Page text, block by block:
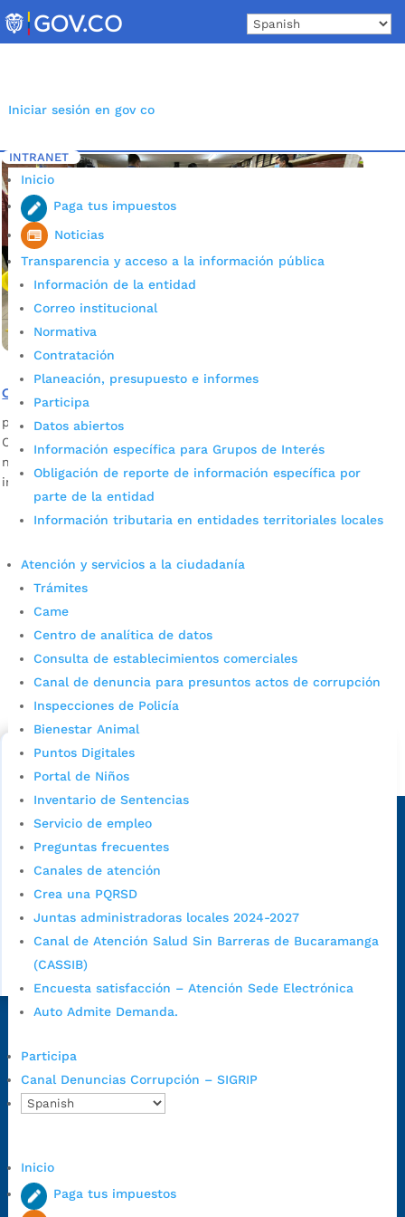
to
content
Iniciar sesión en gov co
INTRANET
Inicio
Paga tus impuestos
Noticias
Transparencia y acceso a la información pública
Información de la entidad
Correo institucional
Normativa
Contratación
Planeación, presupuesto e informes
Participa
Datos abiertos
Información específica para Grupos de Interés
Obligación de reporte de información específica por
parte de la entidad
Información tributaria en entidades territoriales locales
Atención y servicios a la ciudadanía
Trámites
Came
Centro de analítica de datos
Consulta de establecimientos comerciales
Canal de denuncia para presuntos actos de corrupción
Inspecciones de Policía
Bienestar Animal
Puntos Digitales
Portal de Niños
Inventario de Sentencias
Servicio de empleo
Preguntas frecuentes
Canales de atención
Crea una PQRSD
Juntas administradoras locales 2024-2027
Canal de Atención Salud Sin Barreras de Bucaramanga
(CASSIB)
Encuesta satisfacción – Atención Sede Electrónica
Auto Admite Demanda.
Participa
Canal Denuncias Corrupción – SIGRIP
Inicio
Paga tus impuestos
Inicio 5 Etiqueta: Salas de lectura Bucaramanga
Cuatro colegios oficiales estrenan Salas de Lectura
por Edgar Augusto Sánchez
Con el programa de Salas de Lectura se benefician 1000
niños de primera infancia, preescolar y primaria de cuatro
instituciones educativas oficiales de Bucaramanga.
Cupos Escolares Bucaramanga 2022
Consulta aqui los pasos para inscribirse y solicitar un
cupo escolar en los colegios oficiales de
Bucaramanga.
Alcaldía de Bucaramanga
Sede principal
Colombia.
Dirección Fase II:Carrera 11 # 34-52, Bucaramanga, Santander,
Colombia
1:00 p.m. a 5:30 p.m. / viernes jornada continua en el horario de
7:00 a.m. a 5:00 p.m., con 30 minutos de descanso al medio día.